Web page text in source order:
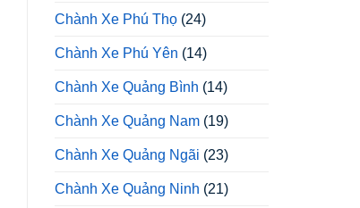
Chành Xe Phú Thọ (24)
Chành Xe Phú Yên (14)
Chành Xe Quảng Bình (14)
Chành Xe Quảng Nam (19)
Chành Xe Quảng Ngãi (23)
Chành Xe Quảng Ninh (21)